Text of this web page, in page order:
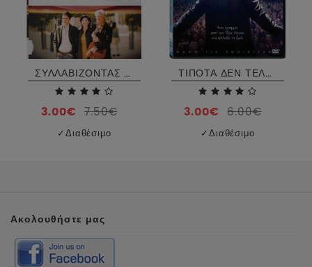
ΣΥΛΛΑΒΙΖΟΝΤΑΣ ΤΗΝ ΕΥΤΥΧΙΑ-BEE SEASON DVD USED
3.00€ 7.50€
✓Διαθέσιμο
ΤΙΠΟΤΑ ΔΕΝ ΤΕΛΕΙΩΝΕΙ ΚΥΡΙΕ ΚΟΛΙΝΣ - DANNY COLLINS DVD
3.00€ 6.00€
✓Διαθέσιμο
Ακολουθήστε μας